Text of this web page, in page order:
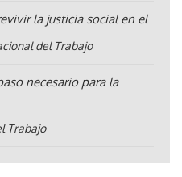
la justicia social en el
del Trabajo
necesario para la
Trabajo